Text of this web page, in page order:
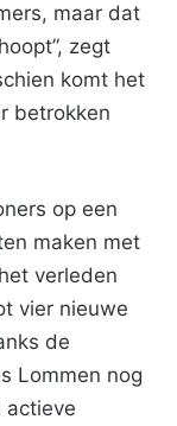
maar dat
zegt
komt het
betrokken
op een
maken met
verleden
vier nieuwe
de
Lommen nog
actieve